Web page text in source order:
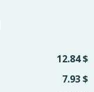
12.84 $
7.93 $